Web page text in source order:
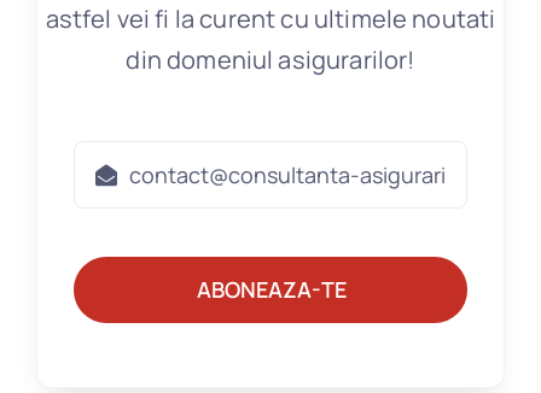
astfel vei fi la curent cu ultimele noutati
din domeniul asigurarilor!
ABONEAZA-TE